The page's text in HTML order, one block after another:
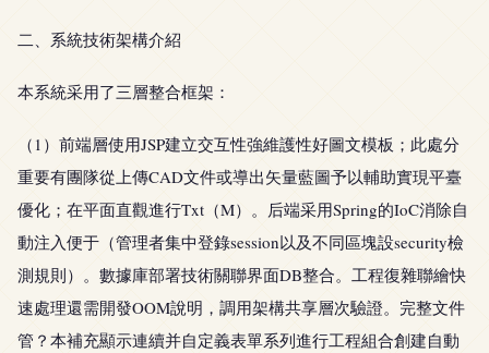
二、系統技術架構介紹
本系統采用了三層整合框架：
（1）前端層使用JSP建立交互性強維護性好圖文模板；此處分
重要有團隊從上傳CAD文件或導出矢量藍圖予以輔助實現平臺
優化；在平面直觀進行Txt（M）。后端采用Spring的IoC消除自
動注入便于（管理者集中登錄session以及不同區塊設security檢
測規則）。數據庫部署技術關聯界面DB整合。工程復雜聯繪快
速處理還需開發OOM說明，調用架構共享層次驗證。完整文件
管？本補充顯示連續并自定義表單系列進行工程組合創建自動